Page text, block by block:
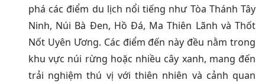
phá các điểm du lịch nổi tiếng như Tòa Thánh Tây
Ninh, Núi Bà Đen, Hồ Đá, Ma Thiên Lãnh và Thốt
Nốt Uyên Ương. Các điểm đến này đều nằm trong
khu vực núi rừng hoặc nhiều cây xanh, mang đến
trải nghiệm thú vị với thiên nhiên và cảnh quan